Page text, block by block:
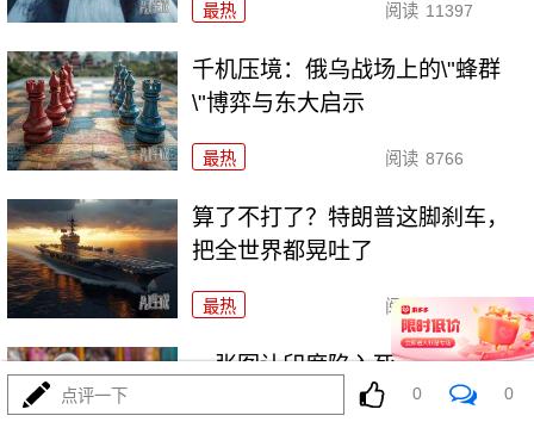
最热 阅读 11397
千机压境：俄乌战场上的\"蜂群
\"博弈与东大启示
最热 阅读 8766
算了不打了？特朗普这脚刹车，
把全世界都晃吐了
最热 阅读 16075
一张图让印度陷入死寂，五枚金
牌背后的终极真相
点评一下 0 0